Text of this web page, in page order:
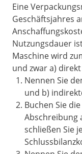
Eine
Geschäftsjahres
Nutzungsdauer
Maschine wird
und zwar a)
Nennen Sie
und b)
Buchen Sie
Abschreibung
schließen Sie